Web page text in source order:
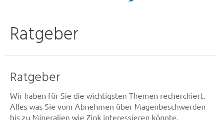
Ratgeber
Ratgeber
Wir haben für Sie die wichtigsten Themen recherchiert.
Alles was Sie vom Abnehmen über Magenbeschwerden
bis zu Mineralien wie Zink interessieren könnte.